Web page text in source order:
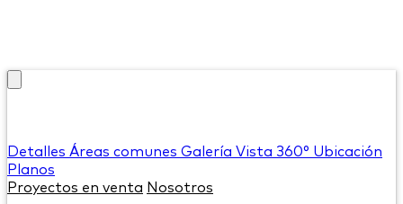
Detalles Áreas comunes Galería Vista 360° Ubicación
Planos
Proyectos en venta Nosotros